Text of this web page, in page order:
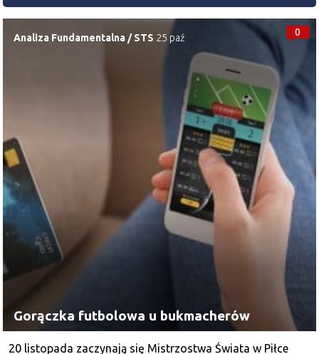
0
Analiza Fundamentalna /STS 25 paź
Gorączka futbolowa u bukmacherów
20 listopada zaczynają się Mistrzostwa Świata w Piłce